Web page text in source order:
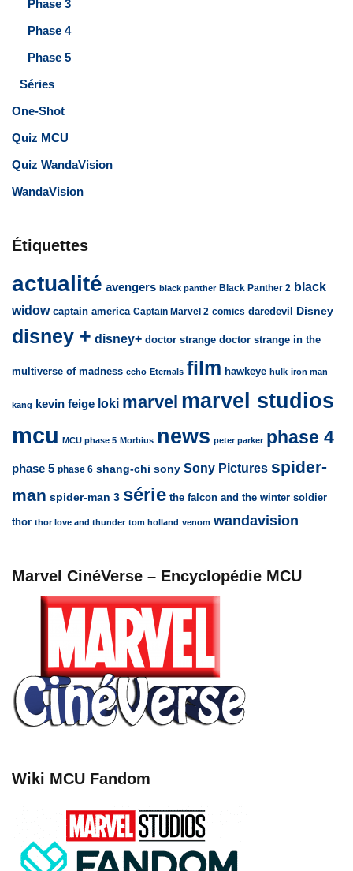
Phase 3
Phase 4
Phase 5
Séries
One-Shot
Quiz MCU
Quiz WandaVision
WandaVision
Étiquettes
actualité avengers black panther Black Panther 2 black
widow captain america Captain Marvel 2 comics daredevil Disney
disney + disney+ doctor strange doctor strange in the
multiverse of madness echo Eternals film hawkeye hulk iron man
kang kevin feige loki marvel marvel studios
mcu MCU phase 5 Morbius news peter parker phase 4
phase 5 phase 6 shang-chi sony Sony Pictures spider-
man spider-man 3 série the falcon and the winter soldier
thor thor love and thunder tom holland venom wandavision
Marvel CinéVerse – Encyclopédie MCU
Wiki MCU Fandom